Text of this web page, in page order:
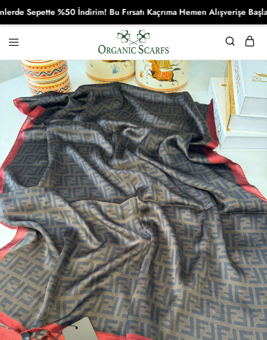
Organikscarf
Sepette %50 İndirim! Bu Fırsatı Kaçrıma Hemen Alışverişe Başla!